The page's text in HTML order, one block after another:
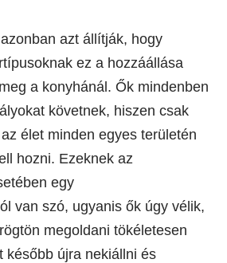
azt állítják, hogy
ez a hozzáállása
a konyhánál. Ők mindenben
követnek, hiszen csak
élet minden egyes területén
hozni. Ezeknek az
egy
van szó, ugyanis ők úgy vélik,
megoldani tökéletesen
később újra nekiállni és